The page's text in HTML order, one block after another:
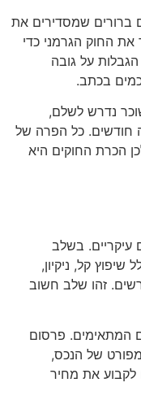
ברורים שמסדירים את
את החוק הגרמני כדי
על גובה
בכתב.
נדרש לשלם,
חודשים. כל הפרה של
הכרת החוקים היא
עיקריים. בשלב
קל, ניקיון,
זהו שלב חשוב
המתאימים. פרסום
מפורט של הנכס,
לקבוע את מחיר